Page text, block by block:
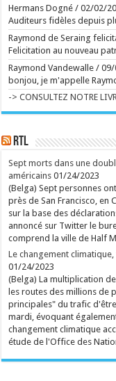
...
Hermans Dogné /02/02/
Auditeurs fidèles depuis
Raymond de Seraing
Felicitation au nouveau
Raymond Vandewalle /
bonjou, je m'appelle
-> CONSULTEZ NOTRE
RTL
Sept morts dans une
américains 01/24/2023
(Belga) Sept personnes
près de San Francisco, en
sur la base des
annoncé sur Twitter le
comprend la ville de Half
Le changement
01/24/2023
(Belga) La multiplication
les routes des millions de
principales" du trafic
mardi, évoquant
changement climatique
étude de l'Office des